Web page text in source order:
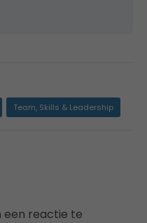
Team, Skills & Leadership
een reactie te